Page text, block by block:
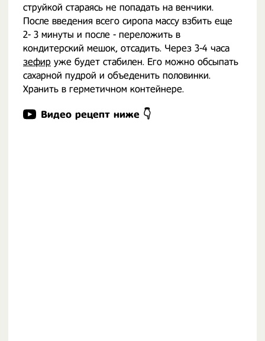
струйкой стараясь не попадать на венчики.
После введения всего сиропа массу взбить еще
2- 3 минуты и после - переложить в
кондитерский мешок, отсадить. Через 3-4 часа
зефир уже будет стабилен. Его можно обсыпать
сахарной пудрой и объеденить половинки.
Хранить в герметичном контейнере.
Видео рецепт ниже 👇